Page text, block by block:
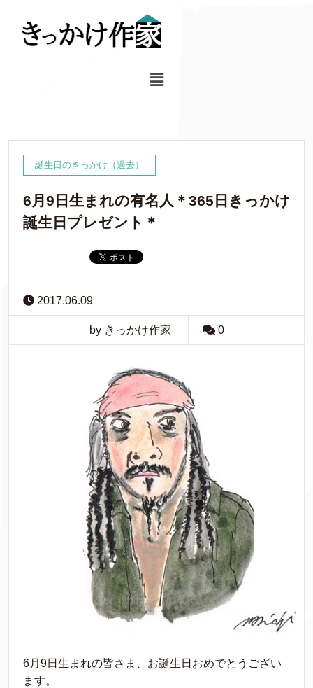
誕生日のきっかけ（過去）
6月9日生まれの有名人＊365日きっかけ
誕生日プレゼント＊
2017.06.09
by きっかけ作家 0
6月9日生まれの皆さま、お誕生日おめでとうござい
ます。